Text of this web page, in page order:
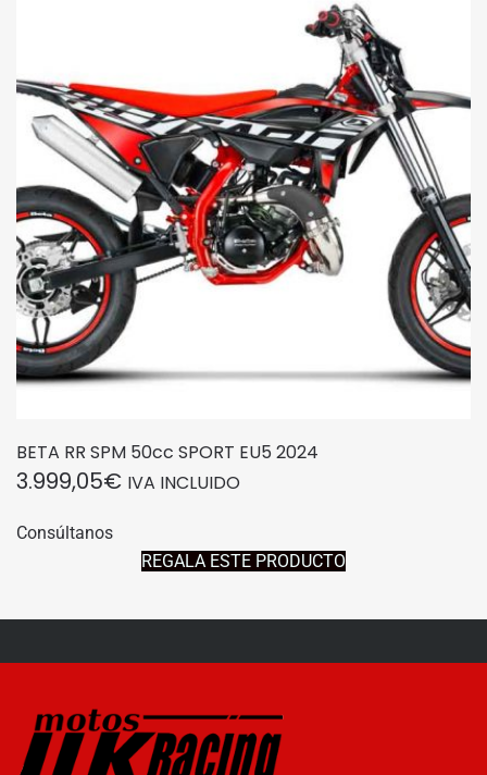
BETA RR SPM 50cc SPORT EU5 2024
3.999,05€ IVA INCLUIDO
Consúltanos
REGALA ESTE PRODUCTO